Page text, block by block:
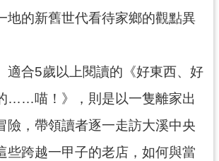
地的新舊世代看待家鄉的觀點異
適合5歲以上閱讀的《好東西、好
……喵！》，則是以一隻離家出
險，帶領讀者逐一走訪大溪中央
些跨越一甲子的老店，如何與當